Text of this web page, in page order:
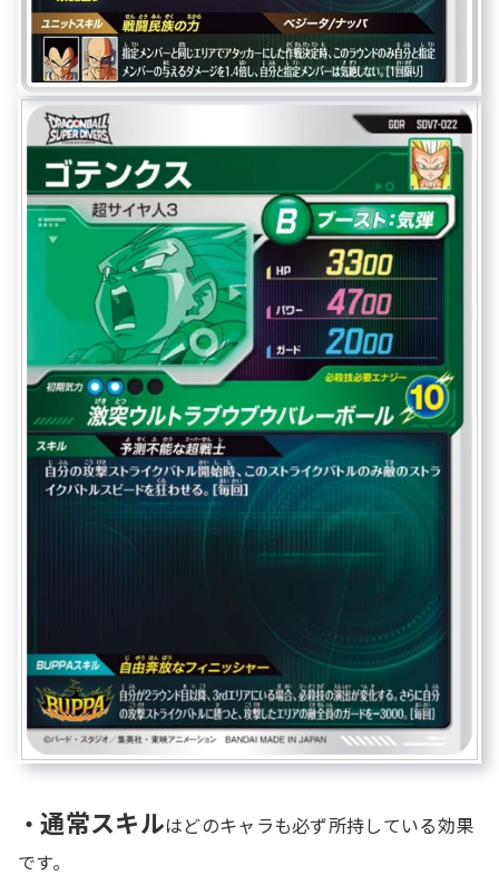
・通常スキルはどのキャラも必ず所持している効果
です。